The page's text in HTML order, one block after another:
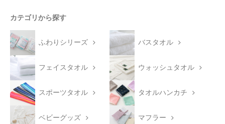
カテゴリから探す
ふわりシリーズ バスタオル
フェイスタオル ウォッシュタオル
スポーツタオル タオルハンカチ
ベビーグッズ マフラー